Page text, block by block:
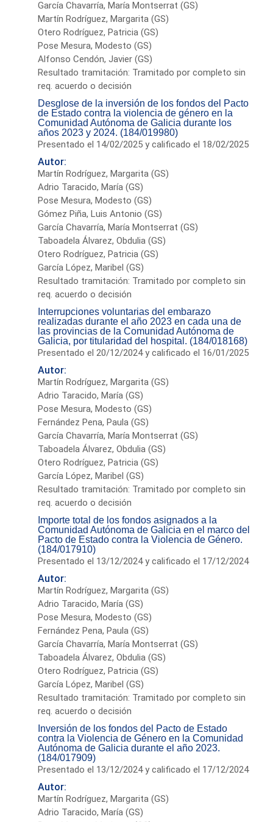
García Chavarría, María Montserrat (GS)
Martín Rodríguez, Margarita (GS)
Otero Rodríguez, Patricia (GS)
Pose Mesura, Modesto (GS)
Alfonso Cendón, Javier (GS)
Resultado tramitación: Tramitado por completo sin
req. acuerdo o decisión
Desglose de la inversión de los fondos del Pacto
de Estado contra la violencia de género en la
Comunidad Autónoma de Galicia durante los
años 2023 y 2024. (184/019980)
Presentado el 14/02/2025 y calificado el 18/02/2025
Autor:
Martín Rodríguez, Margarita (GS)
Adrio Taracido, María (GS)
Pose Mesura, Modesto (GS)
Gómez Piña, Luis Antonio (GS)
García Chavarría, María Montserrat (GS)
Taboadela Álvarez, Obdulia (GS)
Otero Rodríguez, Patricia (GS)
García López, Maribel (GS)
Resultado tramitación: Tramitado por completo sin
req. acuerdo o decisión
Interrupciones voluntarias del embarazo
realizadas durante el año 2023 en cada una de
las provincias de la Comunidad Autónoma de
Galicia, por titularidad del hospital. (184/018168)
Presentado el 20/12/2024 y calificado el 16/01/2025
Autor:
Martín Rodríguez, Margarita (GS)
Adrio Taracido, María (GS)
Pose Mesura, Modesto (GS)
Fernández Pena, Paula (GS)
García Chavarría, María Montserrat (GS)
Taboadela Álvarez, Obdulia (GS)
Otero Rodríguez, Patricia (GS)
García López, Maribel (GS)
Resultado tramitación: Tramitado por completo sin
req. acuerdo o decisión
Importe total de los fondos asignados a la
Comunidad Autónoma de Galicia en el marco del
Pacto de Estado contra la Violencia de Género.
(184/017910)
Presentado el 13/12/2024 y calificado el 17/12/2024
Autor:
Martín Rodríguez, Margarita (GS)
Adrio Taracido, María (GS)
Pose Mesura, Modesto (GS)
Fernández Pena, Paula (GS)
García Chavarría, María Montserrat (GS)
Taboadela Álvarez, Obdulia (GS)
Otero Rodríguez, Patricia (GS)
García López, Maribel (GS)
Resultado tramitación: Tramitado por completo sin
req. acuerdo o decisión
Inversión de los fondos del Pacto de Estado
contra la Violencia de Género en la Comunidad
Autónoma de Galicia durante el año 2023.
(184/017909)
Presentado el 13/12/2024 y calificado el 17/12/2024
Autor:
Martín Rodríguez, Margarita (GS)
Adrio Taracido, María (GS)